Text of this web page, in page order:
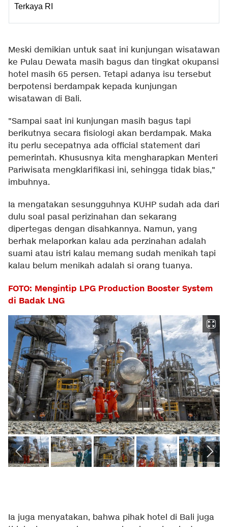
Terkaya RI
Meski demikian untuk saat ini kunjungan wisatawan
ke Pulau Dewata masih bagus dan tingkat okupansi
hotel masih 65 persen. Tetapi adanya isu tersebut
berpotensi berdampak kepada kunjungan
wisatawan di Bali.
"Sampai saat ini kunjungan masih bagus tapi
berikutnya secara fisiologi akan berdampak. Maka
itu perlu secepatnya ada official statement dari
pemerintah. Khususnya kita mengharapkan Menteri
Pariwisata mengklarifikasi ini, sehingga tidak bias,"
imbuhnya.
Ia mengatakan sesungguhnya KUHP sudah ada dari
dulu soal pasal perizinahan dan sekarang
dipertegas dengan disahkannya. Namun, yang
berhak melaporkan kalau ada perzinahan adalah
suami atau istri kalau memang sudah menikah tapi
kalau belum menikah adalah si orang tuanya.
FOTO: Mengintip LPG Production Booster System
di Badak LNG
Ia juga menyatakan, bahwa pihak hotel di Bali juga